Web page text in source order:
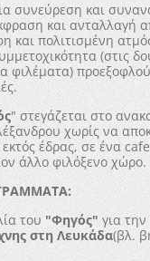
συνεύρεση και
και ανταλλαγή
και πολιτισμένη
(στις
φιλέματα)
" στεγάζεται στο
χωρίς να
έδρας, σε ένα
άλλο φιλόξενο χώρο.
του "Φηγός" για την
στη Λευκάδα(βλ.